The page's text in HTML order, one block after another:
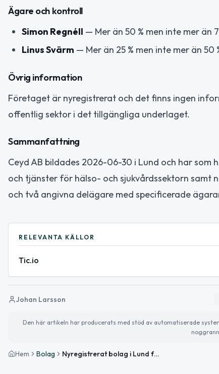
Ägare och kontroll
Simon Regnéll — Mer än 50 % men inte mer än
Linus Svärm — Mer än 25 % men inte mer än
Övrig information
Företaget är nyregistrerat och det finns ingen
offentlig sektor i det tillgängliga underlaget.
Sammanfattning
Ceyd AB bildades 2026-06-30 i Lund och har
och tjänster för hälso- och sjukvårdssektorn samt
och två angivna delägare med specificerade
RELEVANTA KÄLLOR
Tic.io
Johan Larsson
Den här artikeln har producerats med stöd av automatiserade
Hem Bolag Nyregistrerat bolag i Lund för digital vårdteknik